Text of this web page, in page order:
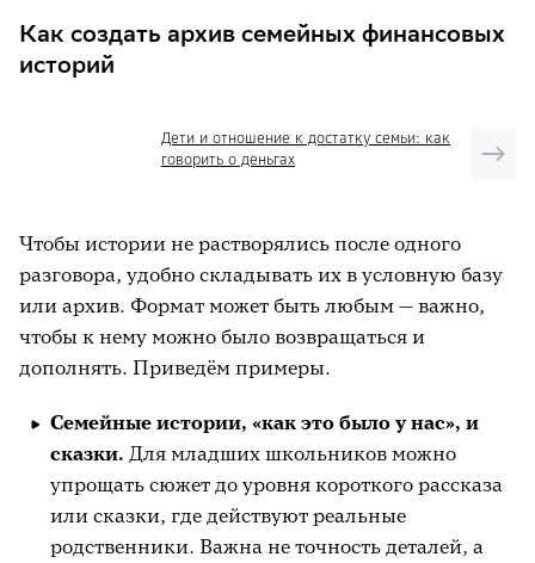
Как создать архив семейных финансовых
историй
Дети и отношение к достатку семьи: как
говорить о деньгах
Чтобы истории не растворялись после одного
разговора, удобно складывать их в условную базу
или архив. Формат может быть любым — важно,
чтобы к нему можно было возвращаться и
дополнять. Приведём примеры.
Семейные истории, «как это было у нас», и
сказки. Для младших школьников можно
упрощать сюжет до уровня короткого рассказа
или сказки, где действуют реальные
родственники. Важна не точность деталей, а